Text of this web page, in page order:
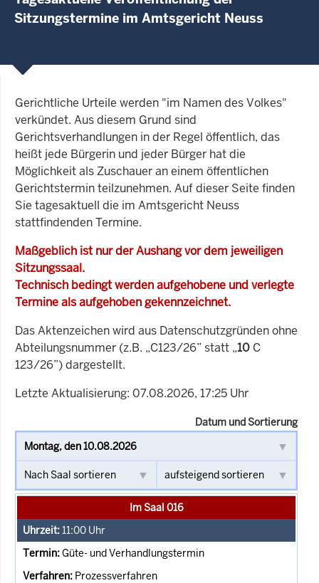
Sitzungstermine im Amtsgericht Neuss
Gerichtliche Urteile werden "im Namen des Volkes"
verkündet. Aus diesem Grund sind
Gerichtsverhandlungen in der Regel öffentlich, das
heißt jede Bürgerin und jeder Bürger hat die
Möglichkeit als Zuschauer an einem öffentlichen
Gerichtstermin teilzunehmen. Auf dieser Seite finden
Sie tagesaktuell die im Amtsgericht Neuss
stattfindenden Termine.
Maßgeblich ist nur der Aushang vor dem jeweiligen
Sitzungssaal.
Technisch bedingt werden aufgehobene und verlegte
Termine als aufgehoben gekennzeichnet.
Das Aktenzeichen wird aus Datenschutzgründen ohne
Abteilungsnummer (z.B. „C123/26” statt „10 C
123/26”) dargestellt.
Letzte Aktualisierung: 07.08.2026, 17:25 Uhr
Datum und Sortierung
Im Saal 016
11:00 Uhr
Güte- und Verhandlungstermin
Prozessverfahren